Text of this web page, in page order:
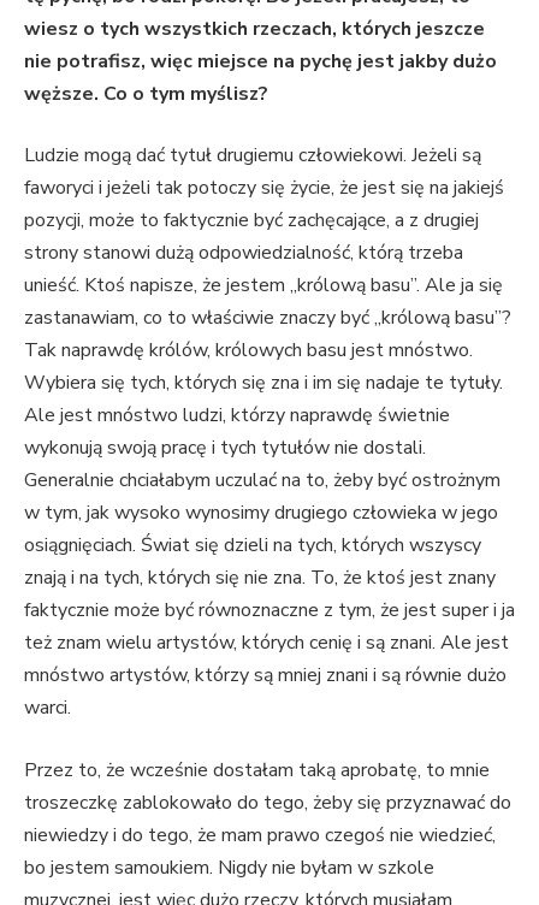
wiesz o tych wszystkich rzeczach, których jeszcze
nie potrafisz, więc miejsce na pychę jest jakby dużo
węższe. Co o tym myślisz?
Ludzie mogą dać tytuł drugiemu człowiekowi. Jeżeli są
faworyci i jeżeli tak potoczy się życie, że jest się na jakiejś
pozycji, może to faktycznie być zachęcające, a z drugiej
strony stanowi dużą odpowiedzialność, którą trzeba
unieść. Ktoś napisze, że jestem „królową basu”. Ale ja się
zastanawiam, co to właściwie znaczy być „królową basu”?
Tak naprawdę królów, królowych basu jest mnóstwo.
Wybiera się tych, których się zna i im się nadaje te tytuły.
Ale jest mnóstwo ludzi, którzy naprawdę świetnie
wykonują swoją pracę i tych tytułów nie dostali.
Generalnie chciałabym uczulać na to, żeby być ostrożnym
w tym, jak wysoko wynosimy drugiego człowieka w jego
osiągnięciach. Świat się dzieli na tych, których wszyscy
znają i na tych, których się nie zna. To, że ktoś jest znany
faktycznie może być równoznaczne z tym, że jest super i ja
też znam wielu artystów, których cenię i są znani. Ale jest
mnóstwo artystów, którzy są mniej znani i są równie dużo
warci.
Przez to, że wcześnie dostałam taką aprobatę, to mnie
troszeczkę zablokowało do tego, żeby się przyznawać do
niewiedzy i do tego, że mam prawo czegoś nie wiedzieć,
bo jestem samoukiem. Nigdy nie byłam w szkole